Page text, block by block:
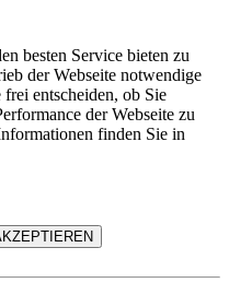
besten Service bieten zu
der Webseite notwendige
entscheiden, ob Sie
der Webseite zu
finden Sie in